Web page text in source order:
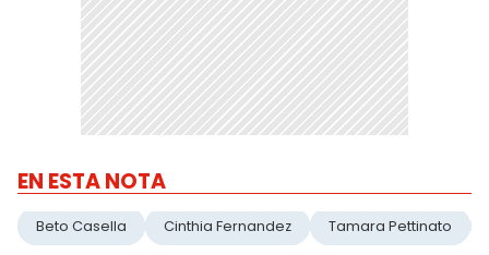
EN ESTA NOTA
Beto Casella Cinthia Fernandez Tamara Pettinato